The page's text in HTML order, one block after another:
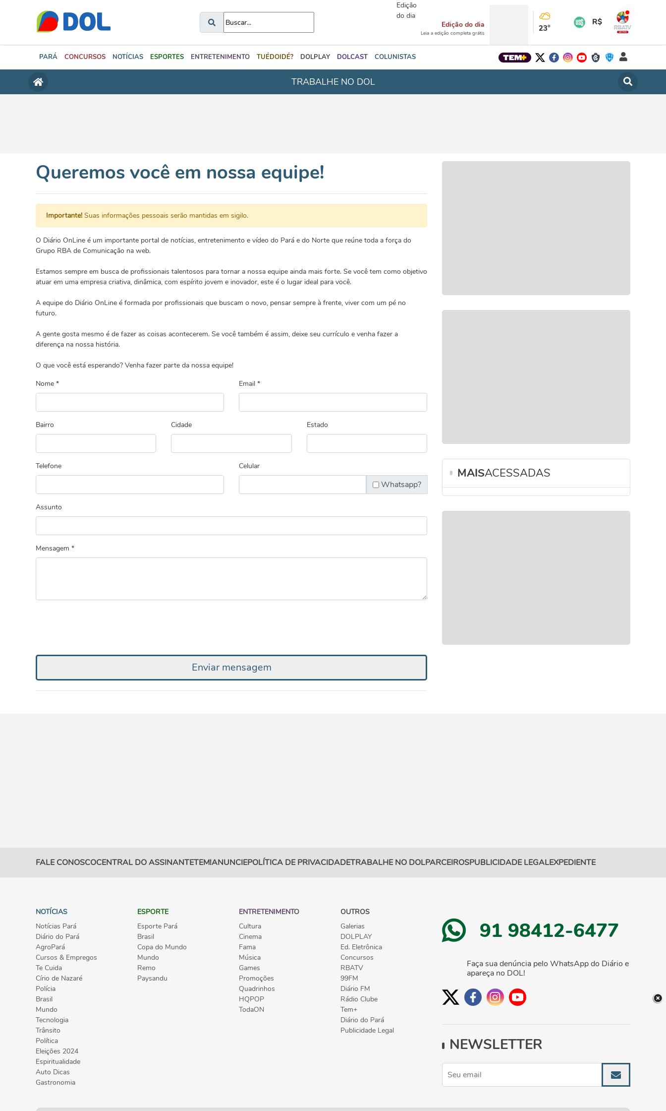
Edição
do dia
Edição do dia
Leia a edição completa grátis 23°
R$
PARÁ CONCURSOS NOTÍCIAS ESPORTES ENTRETENIMENTO TUÉDOIDÉ? DOLPLAY DOLCAST COLUNISTAS
TRABALHE NO DOL
Queremos você em nossa equipe!
Importante! Suas informações pessoais serão mantidas em sigilo.
O Diário OnLine é um importante portal de notícias, entretenimento e vídeo do Pará e do Norte que reúne toda a força do
Grupo RBA de Comunicação na web.
Estamos sempre em busca de profissionais talentosos para tornar a nossa equipe ainda mais forte. Se você tem como objetivo
atuar em uma empresa criativa, dinâmica, com espírito jovem e inovador, este é o lugar ideal para você.
A equipe do Diário OnLine é formada por profissionais que buscam o novo, pensar sempre à frente, viver com um pé no
futuro.
A gente gosta mesmo é de fazer as coisas acontecerem. Se você também é assim, deixe seu currículo e venha fazer a
diferença na nossa história.
O que você está esperando? Venha fazer parte da nossa equipe!
Nome *
Email *
Bairro Cidade Estado
Telefone Celular
Whatsapp?
Assunto
Mensagem *
Enviar mensagem
MAISACESSADAS
FALE CONOSCOCENTRAL DO ASSINANTETEM!ANUNCIEPOLÍTICA DE PRIVACIDADETRABALHE NO DOLPARCEIROSPUBLICIDADE LEGALEXPEDIENTE
NOTÍCIAS
Notícias Pará
Diário do Pará
AgroPará
Cursos & Empregos
Te Cuida
Círio de Nazaré
Polícia
Brasil
Mundo
Tecnologia
Trânsito
Política
Eleições 2024
Espiritualidade
Auto Dicas
Gastronomia
ESPORTE
Esporte Pará
Brasil
Copa do Mundo
Mundo
Remo
Paysandu
ENTRETENIMENTO
Cultura
Cinema
Fama
Música
Games
Promoções
Quadrinhos
HQPOP
TodaON
OUTROS
Galerias
DOLPLAY
Ed. Eletrônica
Concursos
RBATV
99FM
Diário FM
Rádio Clube
Tem+
Diário do Pará
Publicidade Legal
91 98412-6477
Faça sua denúncia pelo WhatsApp do Diário e
apareça no DOL!
NEWSLETTER